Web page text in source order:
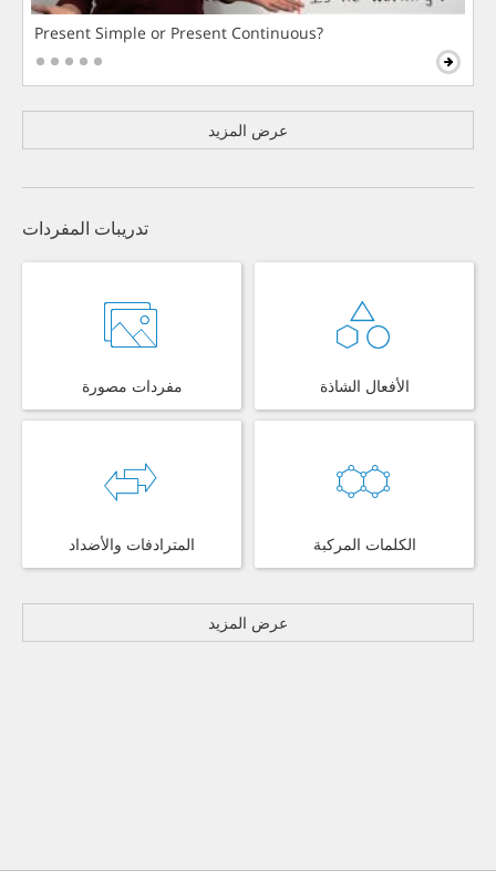
Present Simple or Present Continuous?
عرض المزيد
تدريبات المفردات
مفردات مصورة الأفعال الشاذة
المترادفات والأضداد الكلمات المركبة
عرض المزيد